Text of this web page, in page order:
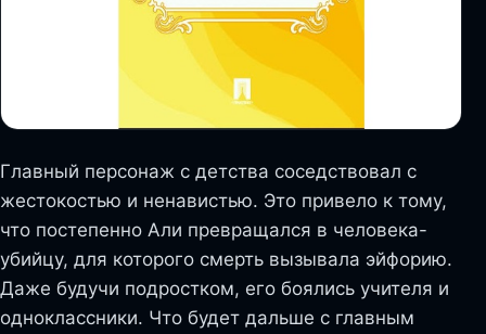
Главный персонаж с детства соседствовал с
жестокостью и ненавистью. Это привело к тому,
что постепенно Али превращался в человека-
убийцу, для которого смерть вызывала эйфорию.
Даже будучи подростком, его боялись учителя и
одноклассники. Что будет дальше с главным